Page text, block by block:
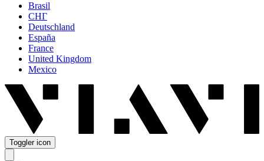
Brasil
СНГ
Deutschland
España
France
United Kingdom
Mexico
Toggler icon